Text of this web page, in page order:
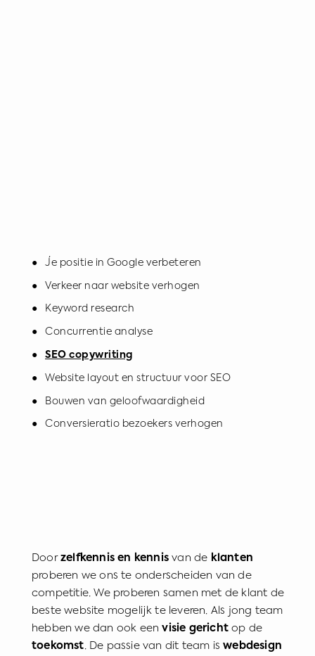
● Je positie in Google verbeteren
● Verkeer naar website verhogen
● Keyword research
● Concurrentie analyse
● SEO copywriting
● Website layout en structuur voor SEO
● Bouwen van geloofwaardigheid
● Conversieratio bezoekers verhogen
Door zelfkennis en kennis van de klanten
proberen we ons te onderscheiden van de
competitie. We proberen samen met de klant de
beste website mogelijk te leveren. Als jong team
hebben we dan ook eenvisie gericht op de
toekomst. De passie van dit team iswebdesign